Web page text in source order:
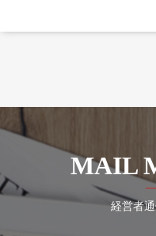
MAIL
経営者